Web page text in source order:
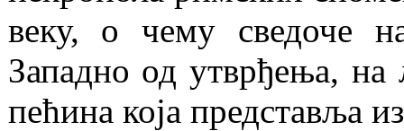
веку, о чему сведоче
Западно од утврђења, на
пећина која представља